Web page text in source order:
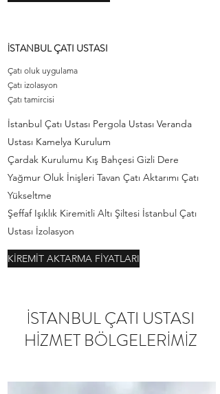
İSTANBUL ÇATI USTASI
Çatı oluk uygulama
Çatı izolasyon
Çatı tamircisi
İstanbul Çatı Ustası Pergola Ustası Veranda
Ustası Kamelya Kurulum
Çardak Kurulumu Kış Bahçesi Gizli Dere
Yağmur Oluk İnişleri Tavan Çatı Aktarımı Çatı
Yükseltme
Şeffaf Işıklık Kiremitli Altı Şiltesi İstanbul Çatı
Ustası İzolasyon
KİREMİT AKTARMA FİYATLARI
İSTANBUL ÇATI USTASI
HİZMET BÖLGELERİMİZ